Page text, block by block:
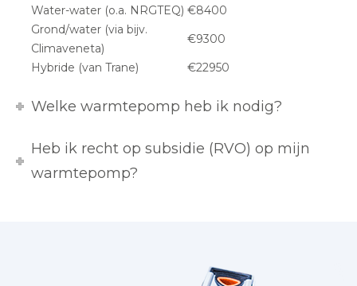
Water-water (o.a. NRGTEQ) €8400
Grond/water (via bijv.
Climaveneta)
€9300
Hybride (van Trane)
€22950
Welke warmtepomp heb ik nodig?
Heb ik recht op subsidie (RVO) op mijn
warmtepomp?